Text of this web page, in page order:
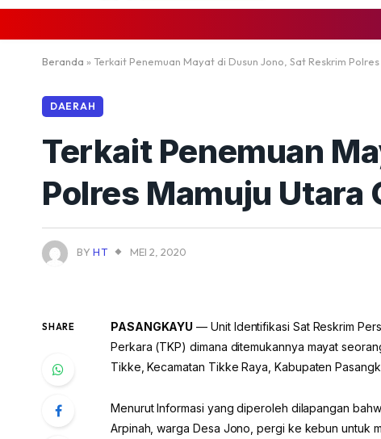
Beranda » Terkait Penemuan Mayat di Dusun Jono, Sat Reskrim
DAERAH
Terkait Penemuan
Polres Mamuju Utara
BY HT MEI 2, 2020
SHARE PASANGKAYU — Unit Identifikasi Sat Reskrim
Perkara (TKP) dimana ditemukannya mayat
Tikke, Kecamatan Tikke Raya, Kabupaten
Menurut Informasi yang diperoleh dilapangan
Arpinah, warga Desa Jono, pergi ke kebun untuk